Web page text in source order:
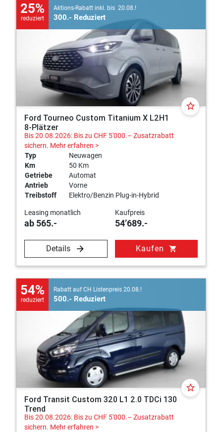
25%
reduziert
Aktions-Rabatt inkl. bis 20.08.!
300.- Reduziert
star_border
Ford Tourneo Custom Titanium X L2H1
8-Plätzer
Bis 20.08.2026: Bis zu CHF 5'000.– Zusatzrabatt
sichern. Mehr erfahren >
Typ
Neuwagen
Km
50 Km
Getriebe
Automat
Antrieb
Vorne
Treibstoff
Elektro/Benzin Plug-in-Hybrid
Leasing monatlich
ab 565.-
Kaufpreis
54’689.-
Details Kaufen shopping_cart
54%
reduziert
Rabatt auf CH Listenpreis 20.08.!
500.- Reduziert
star_border
Ford Transit Custom 320 L1 2.0 TDCi 130
Trend
Bis 20.08.2026: Bis zu CHF 5'000.– Zusatzrabatt
sichern. Mehr erfahren >